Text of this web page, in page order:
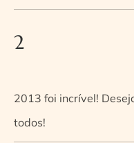
2
2013 foi incrível!
todos!